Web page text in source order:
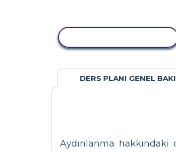
DERS PLANI GENEL
Aydınlanma